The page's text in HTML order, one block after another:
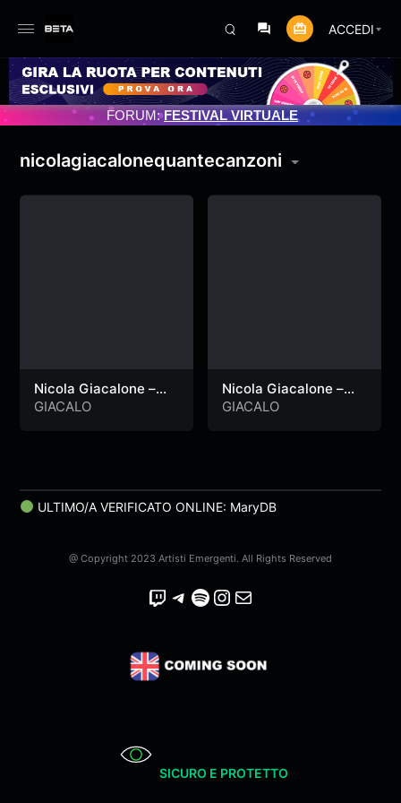
ACCEDI
PROGRAMMATO 3/07/2025
FORUM:FESTIVAL VIRTUALE
nicolagiacalonequantecanzoni
Nicola Giacalone –
Quante Canzoni
GIACALO
Nicola Giacalone –
Quante Canzoni
GIACALO
ULTIMO/A VERIFICATO ONLINE: MaryDB
@ Copyright 2023 Artisti Emergenti. All Rights Reserved
Twitch Telegram Spotify Instagram Email
SICURO E PROTETTO